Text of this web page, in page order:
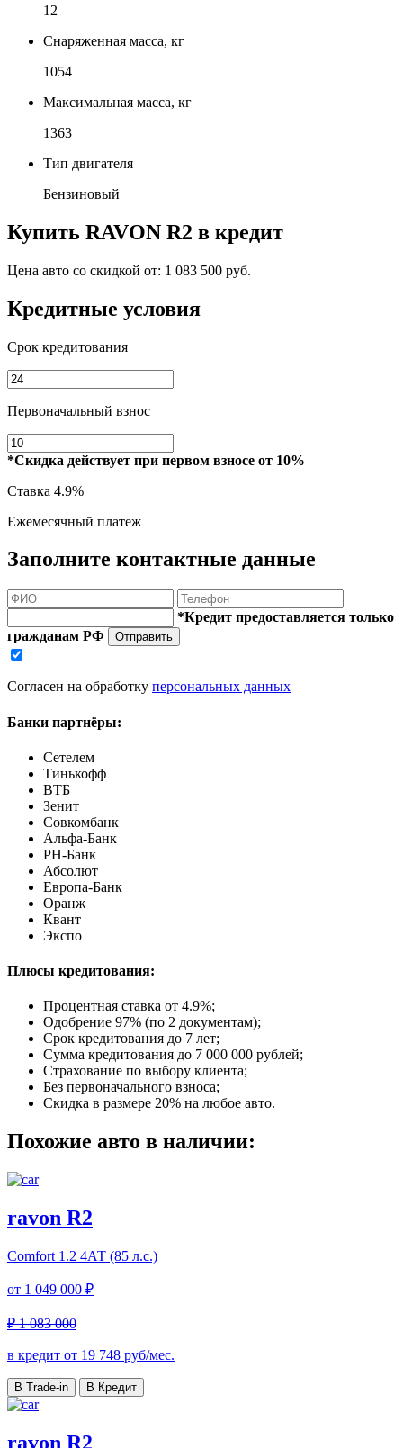
12
Снаряженная масса, кг
1054
Максимальная масса, кг
1363
Тип двигателя
Бензиновый
Купить RAVON R2 в кредит
Цена авто со скидкой от: 1 083 500 руб.
Кредитные условия
Срок кредитования
Первоначальный взнос
*Скидка действует при первом взносе от 10%
Ставка 4.9%
Ежемесячный платеж
Заполните контактные данные
*Кредит предоставляется только
гражданам РФ
Отправить
Согласен на обработку персональных данных
Банки партнёры:
Сетелем
Тинькофф
ВТБ
Зенит
Совкомбанк
Альфа-Банк
РН-Банк
Абсолют
Европа-Банк
Оранж
Квант
Экспо
Плюсы кредитования:
Процентная ставка от 4.9%;
Одобрение 97% (по 2 документам);
Срок кредитования до 7 лет;
Сумма кредитования до 7 000 000 рублей;
Страхование по выбору клиента;
Без первоначального взноса;
Скидка в размере 20% на любое авто.
Похожие авто в наличии:
ravon R2
Comfort 1.2 4АТ (85 л.с.)
от 1 049 000 ₽
₽ 1 083 000
в кредит от 19 748 руб/мес.
В Trade-in В Кредит
ravon R2